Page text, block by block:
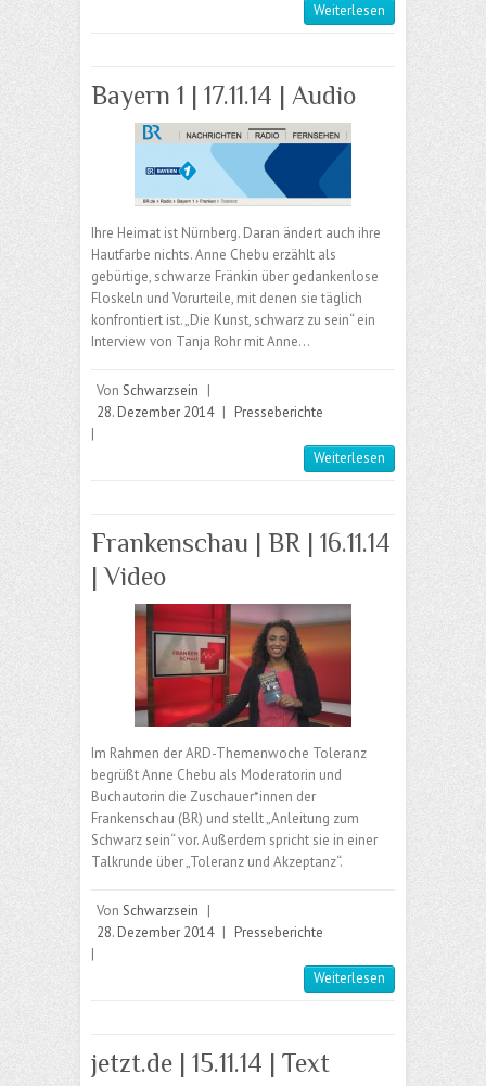
Weiterlesen
Bayern 1 | 17.11.14 | Audio
Ihre Heimat ist Nürnberg. Daran ändert auch ihre
Hautfarbe nichts. Anne Chebu erzählt als
gebürtige, schwarze Fränkin über gedankenlose
Floskeln und Vorurteile, mit denen sie täglich
konfrontiert ist. „Die Kunst, schwarz zu sein“ ein
Interview von Tanja Rohr mit Anne…
Von Schwarzsein |
28. Dezember 2014 | Presseberichte
|
Weiterlesen
Frankenschau | BR | 16.11.14
| Video
Im Rahmen der ARD-Themenwoche Toleranz
begrüßt Anne Chebu als Moderatorin und
Buchautorin die Zuschauer*innen der
Frankenschau (BR) und stellt „Anleitung zum
Schwarz sein“ vor. Außerdem spricht sie in einer
Talkrunde über „Toleranz und Akzeptanz“.
Von Schwarzsein |
28. Dezember 2014 | Presseberichte
|
Weiterlesen
jetzt.de | 15.11.14 | Text